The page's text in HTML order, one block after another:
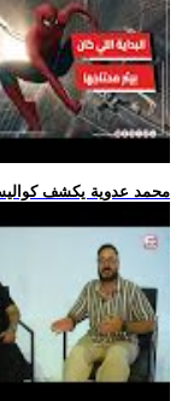
.. محمد عدوية يكشف